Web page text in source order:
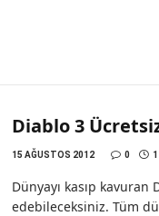
Diablo 3
15 AĞUSTOS 2012 0
Dünyayı kasıp
edebileceksiniz. Tüm